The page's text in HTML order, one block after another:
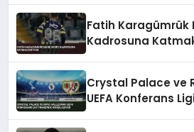
Fatih Karagümrük
Kadrosuna
Crystal Palace ve
UEFA Konferans